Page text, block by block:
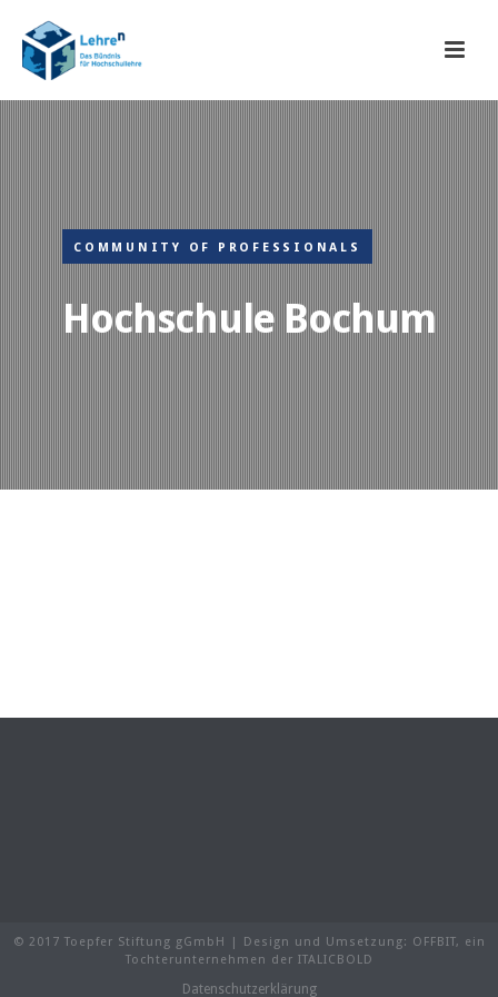
COMMUNITY OF PROFESSIONALS
Hochschule Bochum
© 2017 Toepfer Stiftung gGmbH | Design und Umsetzung: OFFBIT, ein
Tochterunternehmen der ITALICBOLD
Datenschutzerklärung